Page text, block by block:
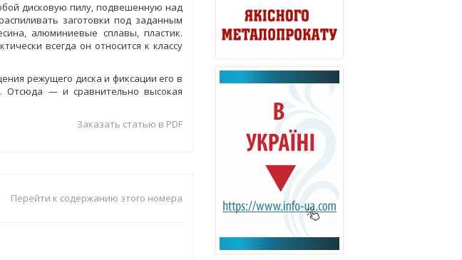
дисковую пилу, подвешенную над
заготовки под заданным
алюминиевые сплавы, пластик.
всегда он относится к классу
режущего диска и фиксации его в
Отсюда — и сравнительно высокая
Заказать статью в PDF
Перейти к содержанию этого номера